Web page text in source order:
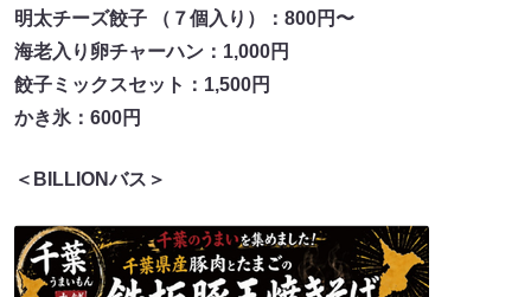
明太チーズ餃子 （７個入り）：800円〜
海老入り卵チャーハン：1,000円
餃子ミックスセット：1,500円
かき氷：600円
＜BILLIONバス＞